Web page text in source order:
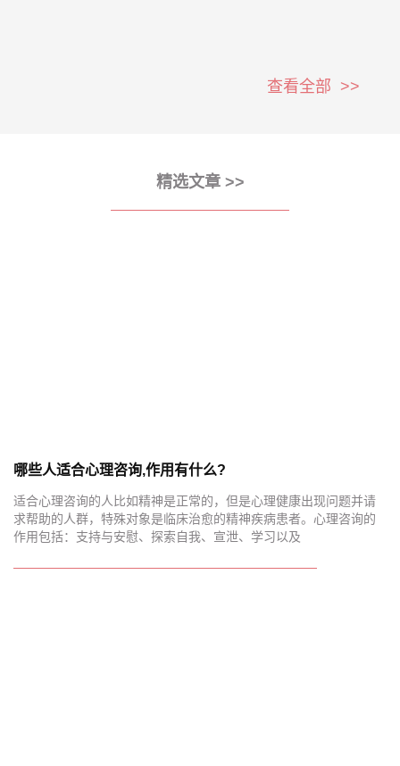
查看全部 >>
精选文章 >>
哪些人适合心理咨询,作用有什么?
适合心理咨询的人比如精神是正常的，但是心理健康出现问题并请
求帮助的人群，特殊对象是临床治愈的精神疾病患者。心理咨询的
作用包括：支持与安慰、探索自我、宣泄、学习以及